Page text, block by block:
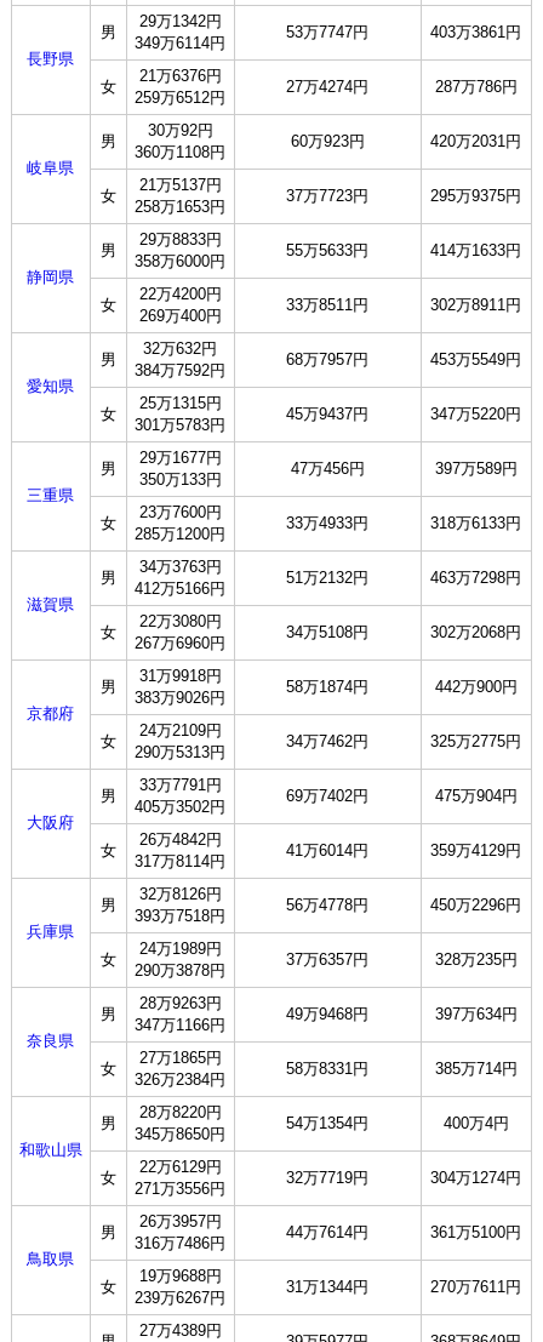
長野県
男
29万1342円
349万6114円
53万7747円 403万3861円
女
21万6376円
259万6512円
27万4274円 287万786円
岐阜県
男
30万92円
360万1108円
60万923円 420万2031円
女
21万5137円
258万1653円
37万7723円 295万9375円
静岡県
男
29万8833円
358万6000円
55万5633円 414万1633円
女
22万4200円
269万400円
33万8511円 302万8911円
愛知県
男
32万632円
384万7592円
68万7957円 453万5549円
女
25万1315円
301万5783円
45万9437円 347万5220円
三重県
男
29万1677円
350万133円
47万456円 397万589円
女
23万7600円
285万1200円
33万4933円 318万6133円
滋賀県
男
34万3763円
412万5166円
51万2132円 463万7298円
女
22万3080円
267万6960円
34万5108円 302万2068円
京都府
男
31万9918円
383万9026円
58万1874円 442万900円
女
24万2109円
290万5313円
34万7462円 325万2775円
大阪府
男
33万7791円
405万3502円
69万7402円 475万904円
女
26万4842円
317万8114円
41万6014円 359万4129円
兵庫県
男
32万8126円
393万7518円
56万4778円 450万2296円
女
24万1989円
290万3878円
37万6357円 328万235円
奈良県
男
28万9263円
347万1166円
49万9468円 397万634円
女
27万1865円
326万2384円
58万8331円 385万714円
和歌山県
男
28万8220円
345万8650円
54万1354円 400万4円
女
22万6129円
271万3556円
32万7719円 304万1274円
鳥取県
男
26万3957円
316万7486円
44万7614円 361万5100円
女
19万9688円
239万6267円
31万1344円 270万7611円
27万4389円